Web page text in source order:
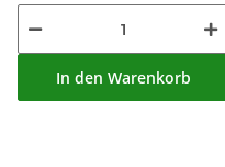
In den Warenkorb